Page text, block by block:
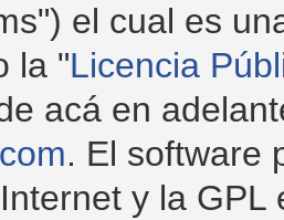
el cual es
la "Licencia
acá en
. El software
y la